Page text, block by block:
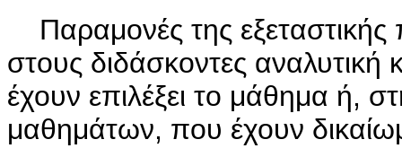
Παραμονές της εξεταστικής
στους διδάσκοντες
έχουν επιλέξει το μάθημα ή,
μαθημάτων, που έχουν